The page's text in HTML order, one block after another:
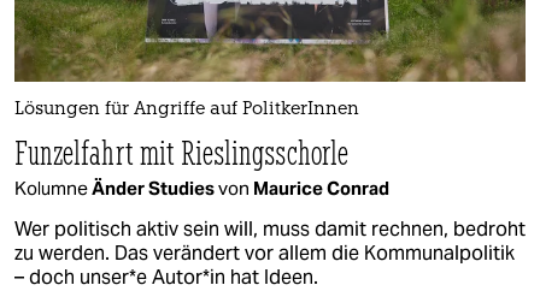
Lösungen für Angriffe auf PolitkerInnen
Funzelfahrt mit Rieslingsschorle
KolumneÄnder Studiesvon Maurice Conrad
Wer politisch aktiv sein will, muss damit rechnen, bedroht
zu werden. Das verändert vor allem die Kommunalpolitik
– doch un­ser*e Au­to­r*in hat Ideen.